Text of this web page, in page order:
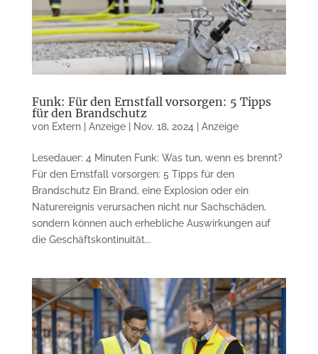
Funk: Für den Ernstfall vorsorgen: 5 Tipps
für den Brandschutz
von Extern | Anzeige| Nov. 18, 2024 | Anzeige
Lesedauer: 4 Minuten Funk: Was tun, wenn es brennt?
Für den Ernstfall vorsorgen: 5 Tipps für den
Brandschutz Ein Brand, eine Explosion oder ein
Naturereignis verursachen nicht nur Sachschäden,
sondern können auch erhebliche Auswirkungen auf
die Geschäftskontinuität...